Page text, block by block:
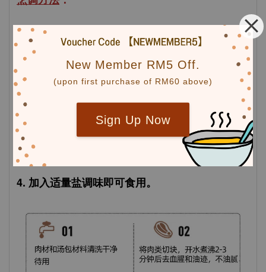
New Member RM5 Off.
(upon first purchase of RM60 above)
Sign Up Now
*自备：鸡腿/鸡肉/廋肉/排骨 450克
1. 肉材和汤料包清洗干净待用。
2. 将肉材飞水后，跟汤料药材一起放入锅中。
3. 加入2.5 - 3公升的水，大火煮沸后，转温小火
煮约2小时。
4. 加入适量盐调味即可食用。